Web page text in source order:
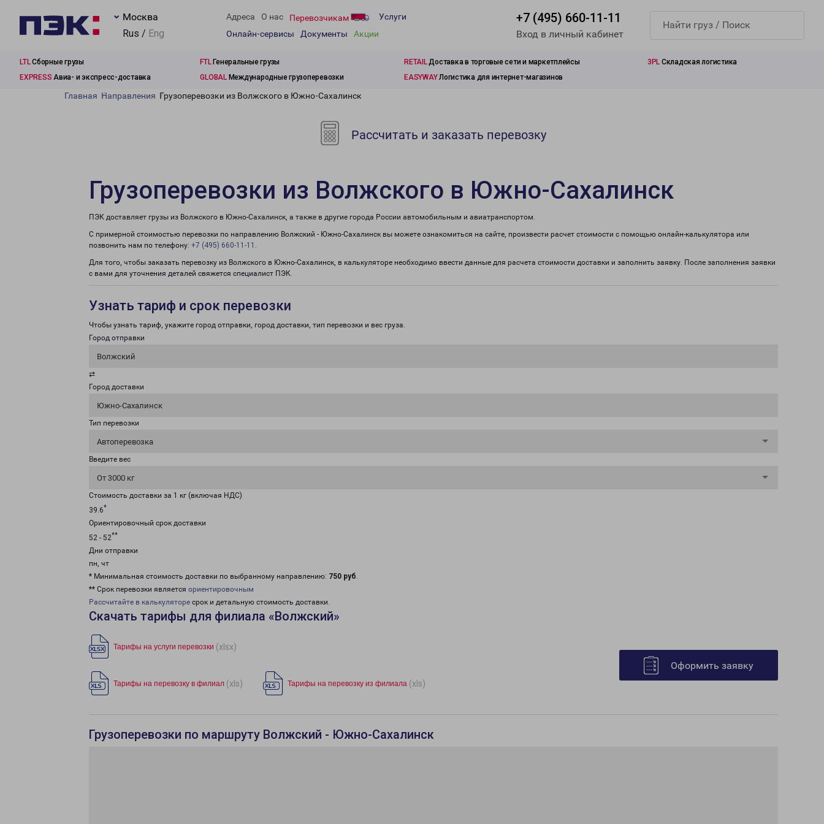
Москва
Rus / Eng
Адреса О нас Перевозчикам
Услуги
Онлайн-сервисы
Документы Акции
+7 (495) 660-11-11
Вход в личный кабинет
LTLСборные грузы FTLГенеральные грузы RETAILДоставка в торговые сети и маркетплейсы 3PL Складская логистика
EXPRESS Авиа- и экспресс-доставка GLOBALМеждународные грузоперевозки EASYWAYЛогистика для интернет-магазинов
Главная Направления Грузоперевозки из Волжского в Южно-Сахалинск
Рассчитать и заказать перевозку
Грузоперевозки из Волжского в Южно-Сахалинск
ПЭК доставляет грузы из Волжского в Южно-Сахалинск, а также в другие города России автомобильным и авиатранспортом.
С примерной стоимостью перевозки по направлению Волжский - Южно-Сахалинск вы можете ознакомиться на сайте, произвести расчет стоимости с помощью онлайн-калькулятора или
позвонить нам по телефону: +7 (495) 660-11-11 .
Для того, чтобы заказать перевозку из Волжского в Южно-Сахалинск, в калькуляторе необходимо ввести данные для расчета стоимости доставки и заполнить заявку. После заполнения заявки
с вами для уточнения деталей свяжется специалист ПЭК.
Узнать тариф и срок перевозки
Чтобы узнать тариф, укажите город отправки, город доставки, тип перевозки и вес груза.
Город отправки
Волжский
⇄
Город доставки
Южно-Сахалинск
Тип перевозки
Автоперевозка
Введите вес
От 3000 кг
Стоимость доставки за 1 кг (включая НДС)
39.6*
Ориентировочный срок доставки
52 - 52**
Дни отправки
пн, чт
* Минимальная стоимость доставки по выбранному направлению: 750 руб.
** Срок перевозки является ориентировочным
Рассчитайте в калькуляторе срок и детальную стоимость доставки.
Скачать тарифы для филиала «Волжский»
Тарифы на услуги перевозки (xlsx)
Тарифы на перевозку в филиал (xls) Тарифы на перевозку из филиала (xls)
Оформить заявку
Грузоперевозки по маршруту Волжский - Южно-Сахалинск